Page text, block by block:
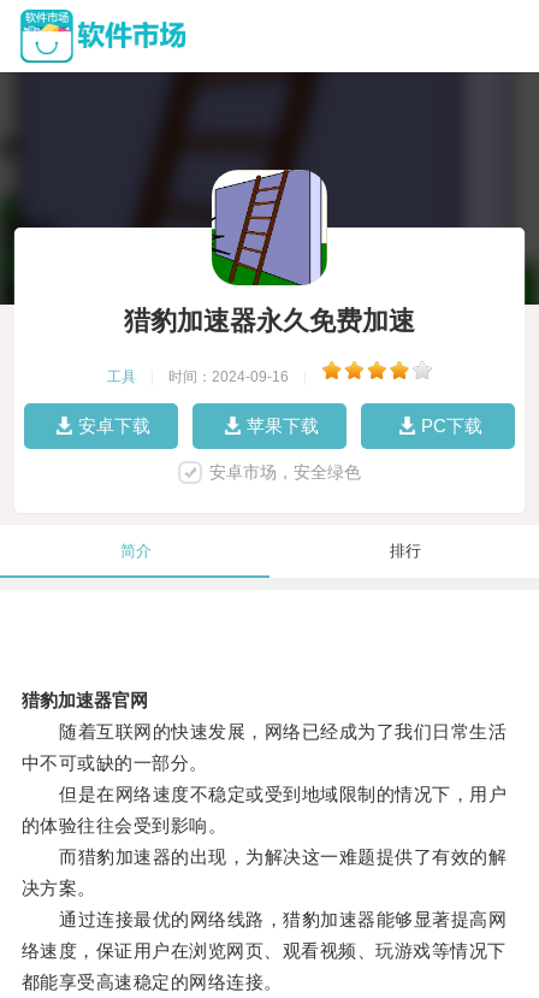
猎豹加速器永久免费加速
工具 时间：2024-09-16
安卓下载 苹果下载 PC下载
安卓市场，安全绿色
简介 排行
猎豹加速器官网
随着互联网的快速发展，网络已经成为了我们日常生活
中不可或缺的一部分。
但是在网络速度不稳定或受到地域限制的情况下，用户
的体验往往会受到影响。
而猎豹加速器的出现，为解决这一难题提供了有效的解
决方案。
通过连接最优的网络线路，猎豹加速器能够显著提高网
络速度，保证用户在浏览网页、观看视频、玩游戏等情况下
都能享受高速稳定的网络连接。